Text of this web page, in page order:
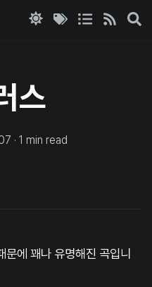
스
· 1 min read
문에 꽤나 유명해진 곡입니